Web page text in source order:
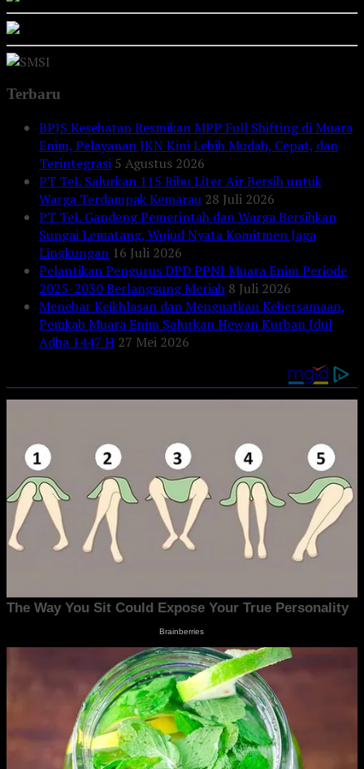
Terbaru
BPJS Kesehatan Resmikan MPP Full Shifting di Muara
Enim, Pelayanan JKN Kini Lebih Mudah, Cepat, dan
Terintegrasi 5 Agustus 2026
PT TeL Salurkan 115 Ribu Liter Air Bersih untuk
Warga Terdampak Kemarau 28 Juli 2026
PT TeL Gandeng Pemerintah dan Warga Bersihkan
Sungai Lematang, Wujud Nyata Komitmen Jaga
Lingkungan 16 Juli 2026
Pelantikan Pengurus DPD PPNI Muara Enim Periode
2025-2030 Berlangsung Meriah 8 Juli 2026
Menebar Keikhlasan dan Menguatkan Kebersamaan,
Pemkab Muara Enim Salurkan Hewan Kurban Idul
Adha 1447 H 27 Mei 2026